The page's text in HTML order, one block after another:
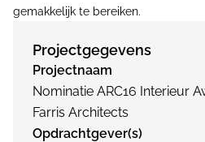
gemakkelijk te bereiken.
Projectgegevens
Projectnaam
Nominatie ARC16 Interieur
Farris Architects
Opdrachtgever(s)